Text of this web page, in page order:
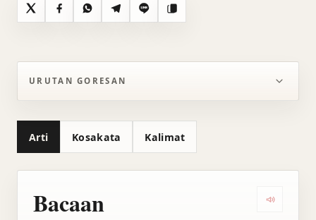
X FacebookWhatsAppTelegramLine Salin
URUTAN GORESAN
Arti Kosakata Kalimat
Bacaan